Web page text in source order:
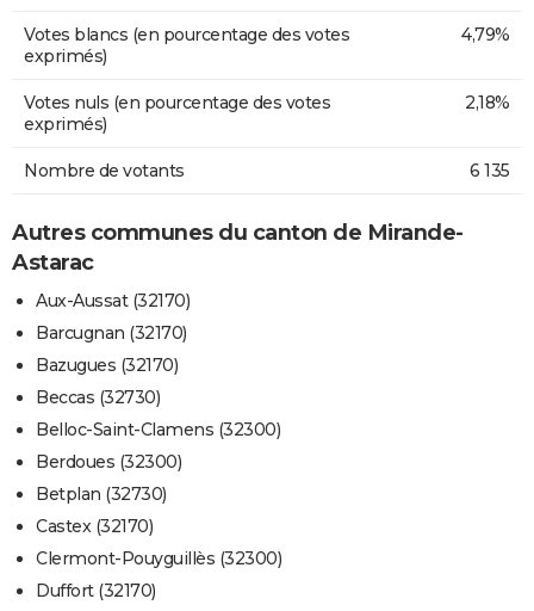
Votes blancs (en pourcentage des votes
exprimés)
4,79%
Votes nuls (en pourcentage des votes
exprimés)
2,18%
Nombre de votants 6 135
Autres communes du canton de Mirande-
Astarac
Aux-Aussat (32170)
Barcugnan (32170)
Bazugues (32170)
Beccas (32730)
Belloc-Saint-Clamens (32300)
Berdoues (32300)
Betplan (32730)
Castex (32170)
Clermont-Pouyguillès (32300)
Duffort (32170)